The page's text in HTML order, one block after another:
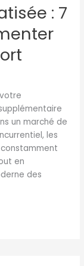
: 7
un marché de
les
en
des